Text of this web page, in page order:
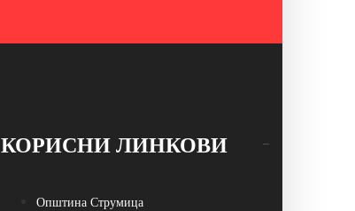
КОРИСНИ ЛИНКОВИ
Општина Струмица